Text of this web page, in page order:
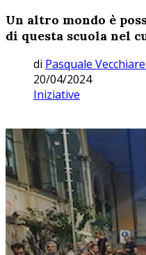
Un altro mondo è
di questa scuola nel
di Pasquale
20/04/2024
Iniziative